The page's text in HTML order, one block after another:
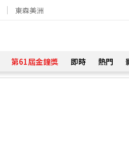
東森美洲
第61屆金鐘獎 即時 熱門